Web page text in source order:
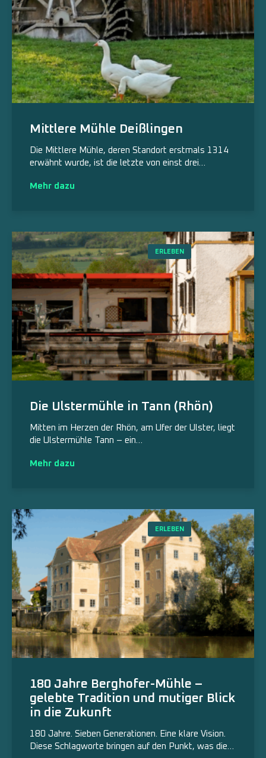
Mittlere Mühle Deißlingen
Die Mittlere Mühle, deren Standort erstmals 1314
erwähnt wurde, ist die letzte von einst drei…
Mehr dazu
ERLEBEN
Die Ulstermühle in Tann (Rhön)
Mitten im Herzen der Rhön, am Ufer der Ulster, liegt
die Ulstermühle Tann – ein…
Mehr dazu
ERLEBEN
180 Jahre Berghofer-Mühle –
gelebte Tradition und mutiger Blick
in die Zukunft
180 Jahre. Sieben Generationen. Eine klare Vision.
Diese Schlagworte bringen auf den Punkt, was die…